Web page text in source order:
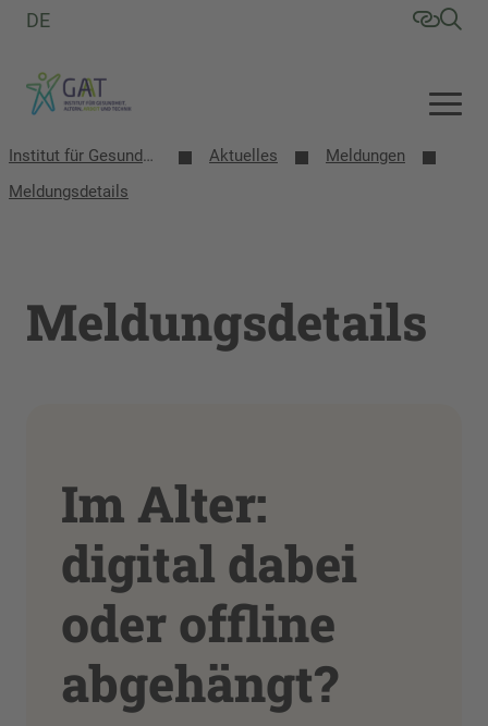
DE
Institut für Gesundheit, Altern, Arbeit und Technik (GAT) Aktuelles
Meldungen
Meldungsdetails
Meldungsdetails
Im Alter:
digital dabei
oder offline
abgehängt?